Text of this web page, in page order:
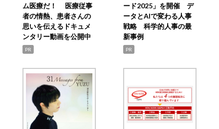
ム医療だ！ 医療従事
者の情熱、患者さんの
思いを伝えるドキュメ
ンタリー動画を公開中
PR
ード2025」を開催 デ
ータとAIで変わる人事
戦略 科学的人事の最
新事例
PR